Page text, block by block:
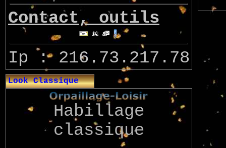
Contact, outils
Ip : 216.73.217.78
Look Classique
Habillage
classique